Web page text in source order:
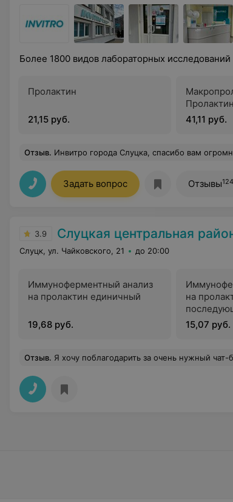
Более 1800 видов лабораторных исследований
Пролактин
21,15 руб.
Пролактин
41,11 руб.
Отзыв. Инвитро города Слуцка, спасибо вам огромное за вашу работу! Я человек, который не любит больницы, врачей, однако у вас все прошло в комфорте. Спасибо за ваше понимание, поддержку и профессионализм! Отдельно
Задать вопрос Отзывы
3.9 Слуцкая центральная
Слуцк, ул. Чайковского, 21 до 20:00
Иммуноферментный анализ
на пролактин единичный
19,68 руб.
на
15,07 руб.
Отзыв. Я хочу поблагодарить за очень нужный чат-бот в телеграмм канале. Записаться по электронной записи можно к любому врачу и быстро. Рекомендации врачей сразу видны в чате.